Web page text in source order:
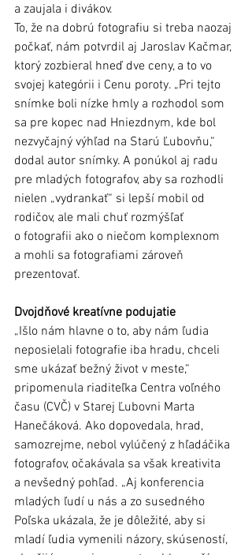
a zaujala i divákov.
To, že na dobrú fotografiu si treba naozaj
počkať, nám potvrdil aj Jaroslav Kačmar,
ktorý zozbieral hneď dve ceny, a to vo
svojej kategórii i Cenu poroty. „Pri tejto
snímke boli nízke hmly a rozhodol som
sa pre kopec nad Hniezdnym, kde bol
nezvyčajný výhľad na Starú Ľubovňu,“
dodal autor snímky. A ponúkol aj radu
pre mladých fotografov, aby sa rozhodli
nielen „vydrankať“ si lepší mobil od
rodičov, ale mali chuť rozmýšľať
o fotografii ako o niečom komplexnom
a mohli sa fotografiami zároveň
prezentovať.
Dvojdňové kreatívne podujatie
„Išlo nám hlavne o to, aby nám ľudia
neposielali fotografie iba hradu, chceli
sme ukázať bežný život v meste,“
pripomenula riaditeľka Centra voľného
času (CVČ) v Starej Ľubovni Marta
Hanečáková. Ako dopovedala, hrad,
samozrejme, nebol vylúčený z hľadáčika
fotografov, očakávala sa však kreativita
a nevšedný pohľad. „Aj konferencia
mladých ľudí u nás a zo susedného
Poľska ukázala, že je dôležité, aby si
mladí ľudia vymenili názory, skúseností,